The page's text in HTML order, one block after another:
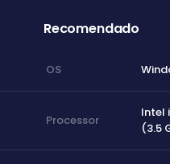
Recomendado
OS
Processor
Intel
(3.5